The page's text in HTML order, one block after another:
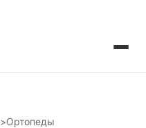
>Ортопеды